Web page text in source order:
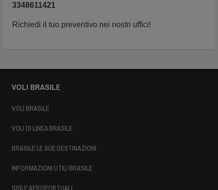
3348611421
Richiedi il tuo preventivo nei nostri uffici!
VOLI BRASILE
VOLI BRASILE
VOLI DI LINEA BRASILE
BRASILE LE SUE DESTINAZIONI
INFORMAZIONI UTILI BRASILE
SIGLE AEROPORTUALI